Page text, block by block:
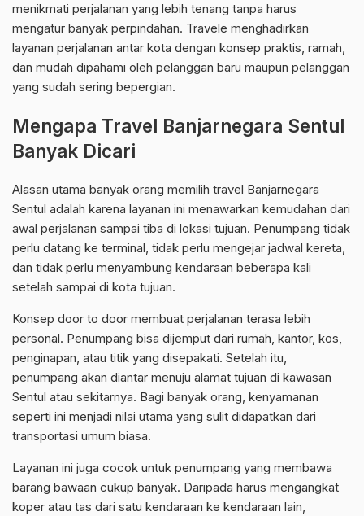
menikmati perjalanan yang lebih tenang tanpa harus
mengatur banyak perpindahan. Travele menghadirkan
layanan perjalanan antar kota dengan konsep praktis, ramah,
dan mudah dipahami oleh pelanggan baru maupun pelanggan
yang sudah sering bepergian.
Mengapa Travel Banjarnegara Sentul
Banyak Dicari
Alasan utama banyak orang memilih travel Banjarnegara
Sentul adalah karena layanan ini menawarkan kemudahan dari
awal perjalanan sampai tiba di lokasi tujuan. Penumpang tidak
perlu datang ke terminal, tidak perlu mengejar jadwal kereta,
dan tidak perlu menyambung kendaraan beberapa kali
setelah sampai di kota tujuan.
Konsep door to door membuat perjalanan terasa lebih
personal. Penumpang bisa dijemput dari rumah, kantor, kos,
penginapan, atau titik yang disepakati. Setelah itu,
penumpang akan diantar menuju alamat tujuan di kawasan
Sentul atau sekitarnya. Bagi banyak orang, kenyamanan
seperti ini menjadi nilai utama yang sulit didapatkan dari
transportasi umum biasa.
Layanan ini juga cocok untuk penumpang yang membawa
barang bawaan cukup banyak. Daripada harus mengangkat
koper atau tas dari satu kendaraan ke kendaraan lain,